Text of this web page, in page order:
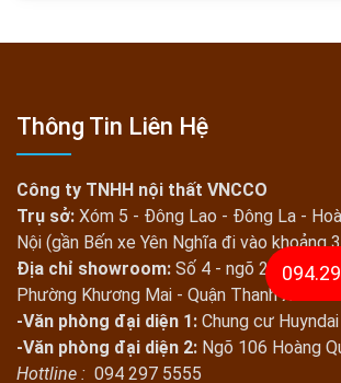
Thông Tin Liên Hệ
Công ty TNHH nội thất VNCCO
Trụ sở: Xóm 5 - Đông Lao - Đông La -
Nội (gần Bến xe Yên Nghĩa đi vào khoảng
Địa chỉ showroom: Số 4 - ngõ 260
Phường Khương Mai - Quận Thanh Xuân -
-Văn phòng đại diện 1: Chung cư
-Văn phòng đại diện 2: Ngõ 106 Hoàng
Hottline : 094 297 5555